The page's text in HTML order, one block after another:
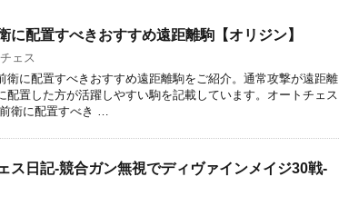
に配置すべきおすすめ遠距離駒【オリジン】
ェス
衛に配置すべきおすすめ遠距離駒をご紹介。通常攻撃が遠距離
配置した方が活躍しやすい駒を記載しています。オートチェス
衛に配置すべき …
ス日記-競合ガン無視でディヴァインメイジ30戦-